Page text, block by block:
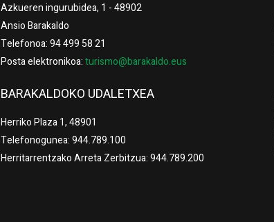
Azkueren ingurubidea, 1 - 48902
Ansio Barakaldo
Telefonoa: 94 499 58 21
Posta elektronikoa:turismo@barakaldo.eus
BARAKALDOKO UDALETXEA
Herriko Plaza 1, 48901
Telefonogunea: 944.789.100
Herritarrentzako Arreta Zerbitzua: 944.789.200